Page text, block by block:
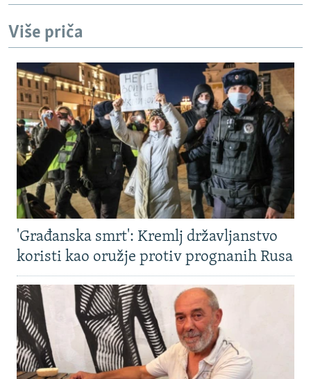
Više priča
'Građanska smrt': Kremlj državljanstvo
koristi kao oružje protiv prognanih Rusa